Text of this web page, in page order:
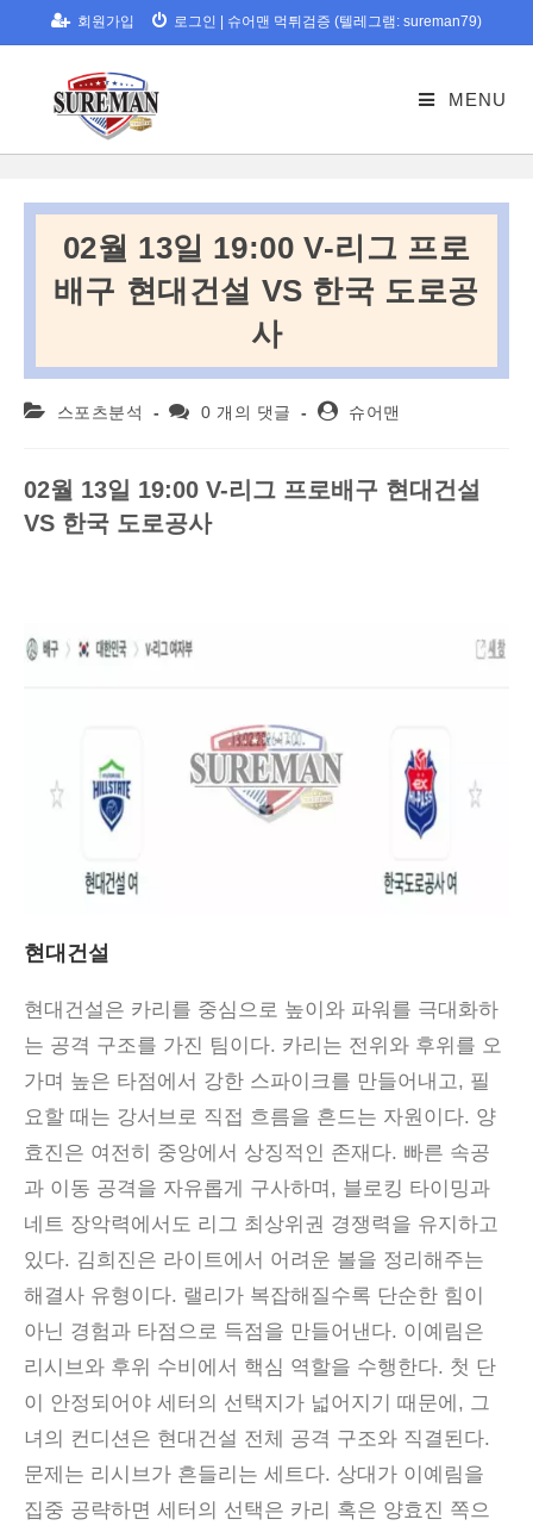
to
회원가입 로그인 슈어맨 먹튀검증 (텔레그램: sureman79)
MENU
02월 13일 19:00 V-리그 프로
배구 현대건설 VS 한국 도로공
사
Post 스포츠분석
Post0 개의 댓글
Post슈어맨
02월 13일 19:00 V-리그 프로배구 현대건설
VS 한국 도로공사
현대건설
현대건설은 카리를 중심으로 높이와 파워를 극대화하
는 공격 구조를 가진 팀이다. 카리는 전위와 후위를 오
가며 높은 타점에서 강한 스파이크를 만들어내고, 필
요할 때는 강서브로 직접 흐름을 흔드는 자원이다. 양
효진은 여전히 중앙에서 상징적인 존재다. 빠른 속공
과 이동 공격을 자유롭게 구사하며, 블로킹 타이밍과
네트 장악력에서도 리그 최상위권 경쟁력을 유지하고
있다. 김희진은 라이트에서 어려운 볼을 정리해주는
해결사 유형이다. 랠리가 복잡해질수록 단순한 힘이
아닌 경험과 타점으로 득점을 만들어낸다. 이예림은
리시브와 후위 수비에서 핵심 역할을 수행한다. 첫 단
이 안정되어야 세터의 선택지가 넓어지기 때문에, 그
녀의 컨디션은 현대건설 전체 공격 구조와 직결된다.
문제는 리시브가 흔들리는 세트다. 상대가 이예림을
집중 공략하면 세터의 선택은 카리 혹은 양효진 쪽으